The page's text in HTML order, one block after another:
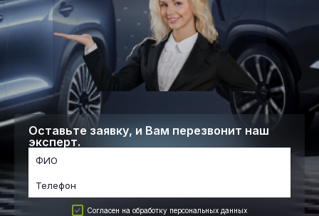
Оставьте заявку, и Вам перезвонит наш
эксперт.
Согласен на обработку персональных данных